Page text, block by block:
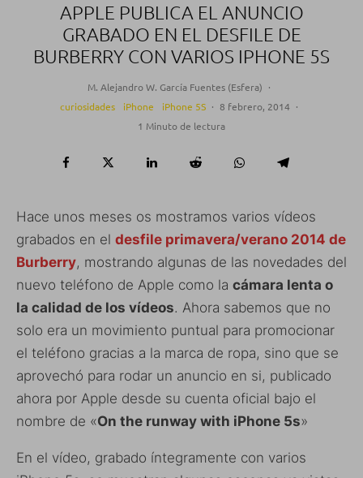
APPLE PUBLICA EL ANUNCIO
GRABADO EN EL DESFILE DE
BURBERRY CON VARIOS IPHONE 5S
M. Alejandro W. García Fuentes (Esfera) ·
curiosidades
iPhone iPhone 5S · 8 febrero, 2014 ·
1 Minuto de lectura
Hace unos meses os mostramos varios vídeos
grabados en el desfile primavera/verano 2014 de
Burberry, mostrando algunas de las novedades del
nuevo teléfono de Apple como la cámara lenta o
la calidad de los vídeos. Ahora sabemos que no
solo era un movimiento puntual para promocionar
el teléfono gracias a la marca de ropa, sino que se
aprovechó para rodar un anuncio en si, publicado
ahora por Apple desde su cuenta oficial bajo el
nombre de «On the runway with iPhone 5s»
En el vídeo, grabado íntegramente con varios